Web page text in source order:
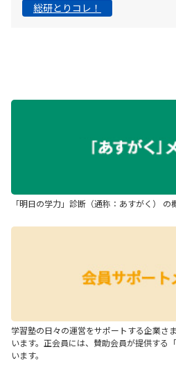
総研とりコレ！
「明日の学力」診断（通称：あすがく） の
学習塾の日々の運営をサポートする企業さ
います。正会員には、賛助会員が提供する
います。